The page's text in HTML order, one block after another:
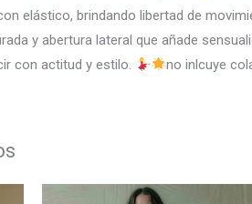
elástico, brindando libertad de
y abertura lateral que añade
con actitud y estilo.
no inlcuye